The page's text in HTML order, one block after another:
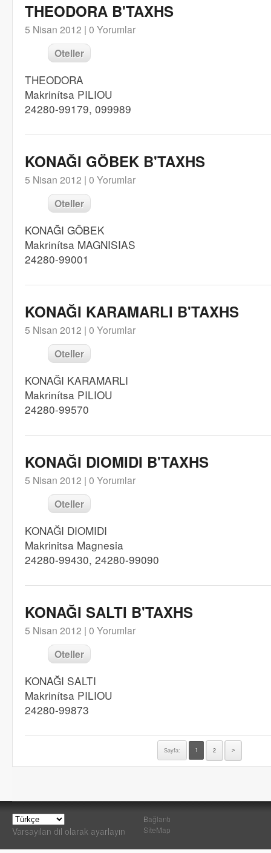
THEODORA B'TAXHS
5 Nisan 2012 | 0 Yorumlar
Oteller
THEODORA
Makrinítsa PILIOU
24280-99179, 099989
KONAĞI GÖBEK B'TAXHS
5 Nisan 2012 | 0 Yorumlar
Oteller
KONAĞI GÖBEK
Makrinítsa MAGNISIAS
24280-99001
KONAĞI KARAMARLI B'TAXHS
5 Nisan 2012 | 0 Yorumlar
Oteller
KONAĞI KARAMARLI
Makrinítsa PILIOU
24280-99570
KONAĞI DIOMIDI B'TAXHS
5 Nisan 2012 | 0 Yorumlar
Oteller
KONAĞI DIOMIDI
Makrinitsa Magnesia
24280-99430, 24280-99090
KONAĞI SALTI B'TAXHS
5 Nisan 2012 | 0 Yorumlar
Oteller
KONAĞI SALTI
Makrinítsa PILIOU
24280-99873
Sayfa: 1 2 >
Varsayılan dil olarak ayarlayın
Bağlantı
SiteMap